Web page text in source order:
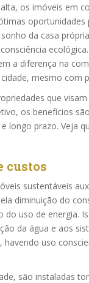
os imóveis em
oportunidades
da casa
a diferença na
mesmo com
que
os benefícios
longo prazo. Veja
custos
sustentáveis
diminuição do
do uso de energia.
da água e aos
havendo uso
são instaladas